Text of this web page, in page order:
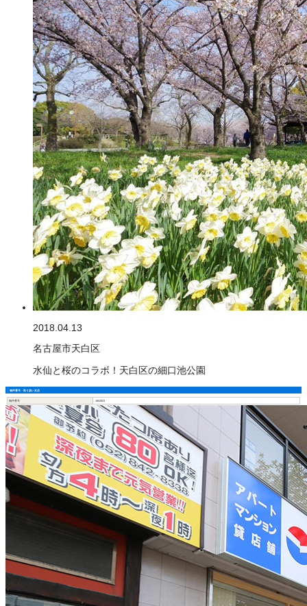
2018.04.13
名古屋市天白区
水仙と桜のコラボ！天白区の細口池公園
物件番号・取り扱い支店
物件番号 1802923